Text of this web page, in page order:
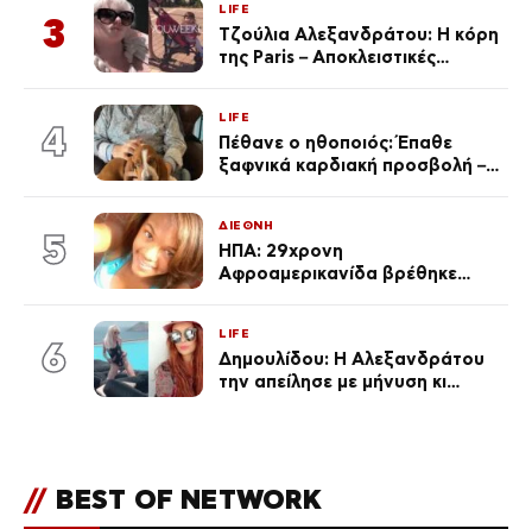
3
LIFE
Τζούλια Αλεξανδράτου: Η κόρη
της Paris – Αποκλειστικές
4
LIFE
Πέθανε ο ηθοποιός: Έπαθε
ξαφνικά καρδιακή προσβολή – Η
5
ΔΙΕΘΝΗ
ΗΠΑ: 29χρονη
Αφροαμερικανίδα βρέθηκε
6
LIFE
Δημουλίδου: Η Αλεξανδράτου
την απείλησε με μήνυση κι
// BEST OF NETWORK